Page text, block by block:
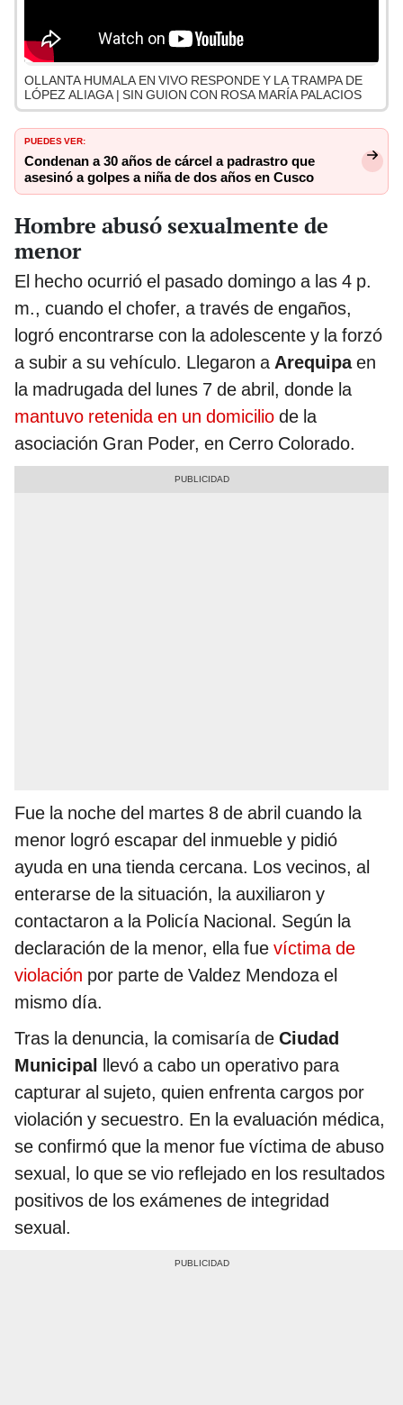
OLLANTA HUMALA EN VIVO RESPONDE Y LA TRAMPA DE
LÓPEZ ALIAGA | SIN GUION CON ROSA MARÍA PALACIOS
PUEDES VER:
Condenan a 30 años de cárcel a padrastro que
asesinó a golpes a niña de dos años en Cusco
Hombre abusó sexualmente de
menor
El hecho ocurrió el pasado domingo a las 4 p.
m., cuando el chofer, a través de engaños,
logró encontrarse con la adolescente y la forzó
a subir a su vehículo. Llegaron aArequipaen
la madrugada del lunes 7 de abril, donde la
mantuvo retenida en un domicilio de la
asociación Gran Poder, en Cerro Colorado.
Fue la noche del martes 8 de abril cuando la
menor logró escapar del inmueble y pidió
ayuda en una tienda cercana. Los vecinos, al
enterarse de la situación, la auxiliaron y
contactaron a la Policía Nacional. Según la
declaración de la menor, ella fue víctima de
violación por parte de Valdez Mendoza el
mismo día.
Tras la denuncia, la comisaría de Ciudad
Municipal llevó a cabo un operativo para
capturar al sujeto, quien enfrenta cargos por
violación y secuestro. En la evaluación médica,
se confirmó que la menor fue víctima de abuso
sexual, lo que se vio reflejado en los resultados
positivos de los exámenes de integridad
sexual.